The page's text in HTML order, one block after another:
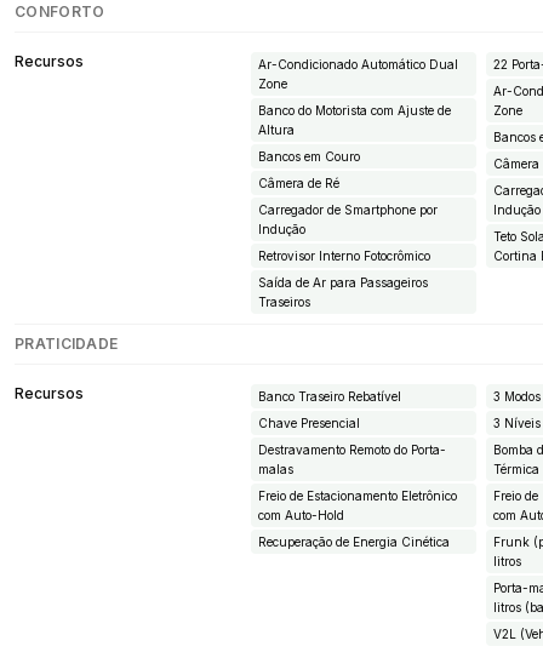
CONFORTO
Recursos
Ar-Condicionado Automático Dual
Zone
Banco do Motorista com Ajuste de
Altura
Bancos em Couro
Câmera de Ré
Carregador de Smartphone por
Indução
Retrovisor Interno Fotocrômico
Saída de Ar para Passageiros
Traseiros
22
Ar-
Zone
Bancos
Câmera
Indução
Teto
Cortina
PRATICIDADE
Recursos
Banco Traseiro Rebatível
Chave Presencial
Destravamento Remoto do Porta-
malas
Freio de Estacionamento Eletrônico
com Auto-Hold
Recuperação de Energia Cinética
3
3 Níveis
Bomba
Térmica
Freio
com
Frunk
litros
Porta-
litros
V2L